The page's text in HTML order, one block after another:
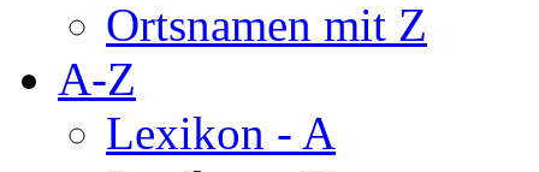
Ortsnamen mit Z
A-Z
Lexikon - A